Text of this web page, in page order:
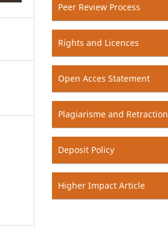
Peer Review Process
Rights and Licences
Open Acces Statement
Plagiarisme and Retraction
Deposit Policy
Higher Impact Article